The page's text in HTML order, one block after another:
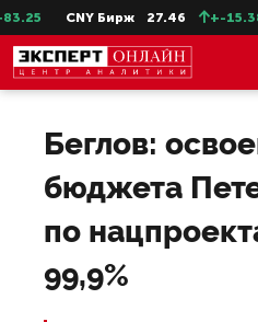
CNY Бирж 27.46 +-15.38
Беглов:
бюджета
по
99,9%